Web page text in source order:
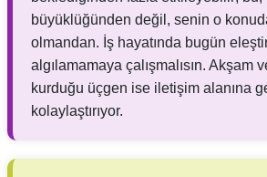
büyüklüğünden değil, senin o
olmandan. İş hayatında bugün
algılamamaya çalışmalısın. Akşam
kurduğu üçgen ise iletişim alanına
kolaylaştırıyor.